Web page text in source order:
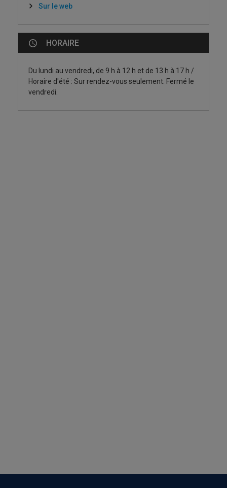
Sur le web
HORAIRE
Du lundi au vendredi, de 9 h à 12 h et de 13 h à 17 h /
Horaire d'été : Sur rendez-vous seulement. Fermé le
vendredi.